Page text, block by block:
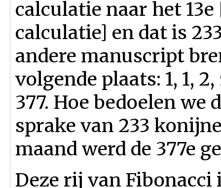
calculatie naar het
calculatie] en dat is
andere manuscript
volgende plaats: 1, 1, 2,
377. Hoe bedoelen we
sprake van 233
maand werd de 377e
Deze rij van Fibonacci